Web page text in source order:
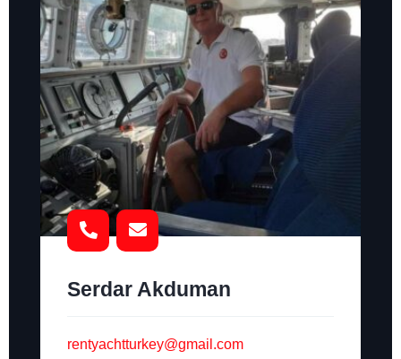
Serdar Akduman
rentyachtturkey@gmail.com